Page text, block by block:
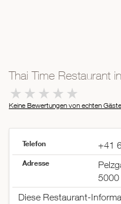
Mexikanisch
Spanisch
Thai Time Restaurant
Keine Bewertungen von echten
Telefon +41
Adresse
5000
Diese Restaurant-